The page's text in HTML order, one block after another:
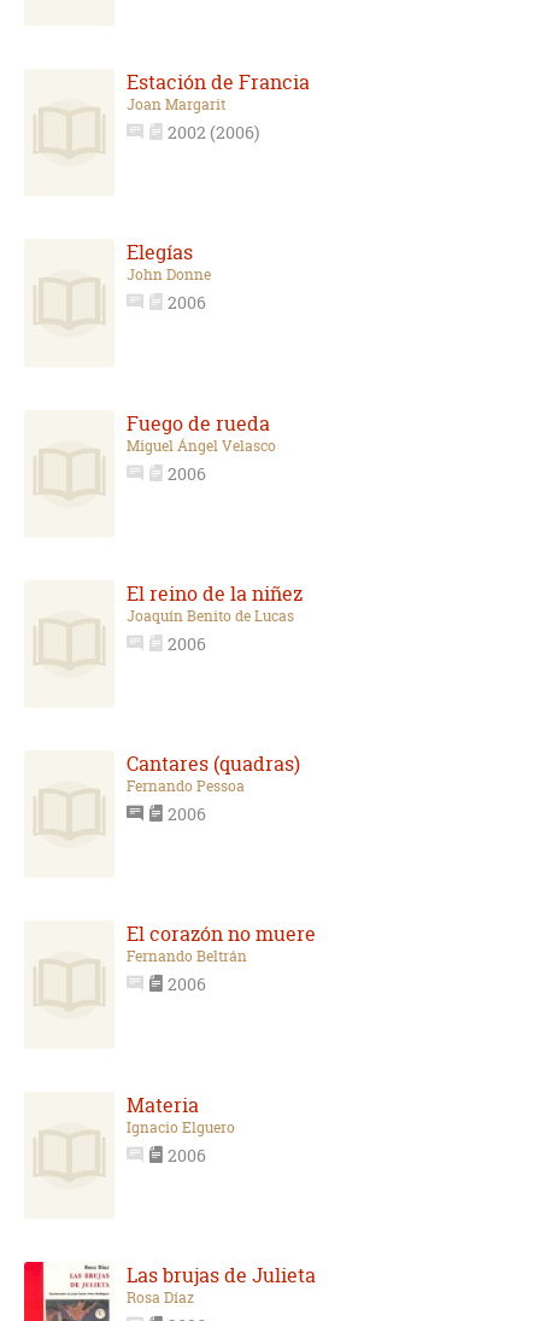
Estación de Francia
Joan Margarit
2002 (2006)
Elegías
John Donne
2006
Fuego de rueda
Miguel Ángel Velasco
2006
El reino de la niñez
Joaquín Benito de Lucas
2006
Cantares (quadras)
Fernando Pessoa
2006
El corazón no muere
Fernando Beltrán
2006
Materia
Ignacio Elguero
2006
Las brujas de Julieta
Rosa Díaz